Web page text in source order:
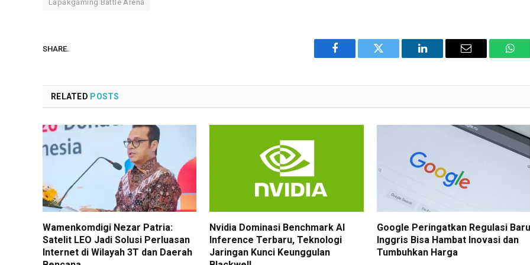
Lapakgaming Battle Arena
SHARE.
Facebook Twitter LinkedIn Email
RELATED POSTS
Wamenkomdigi Nezar Patria:
Satelit LEO Jadi Solusi Perluasan
Internet di Wilayah 3T dan Daerah
Nvidia Dominasi Benchmark AI
Inference Terbaru, Teknologi
Jaringan Kunci Keunggulan
Google Peringatkan Regulasi Baru
Inggris Bisa Hambat Inovasi dan
Tumbuhkan Harga